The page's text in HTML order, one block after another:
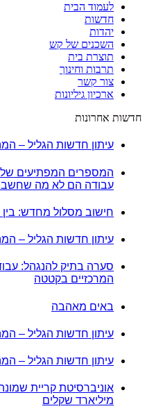
לעמוד הבית
חדשות
יהדות
השכנים של קש
תוצרת בית
תרבות וחינוך
צור קשר
ארכיון גיליונות
חדשות אחרונות
עיתון חדשות הגליל –
עבודה הם לא מה
חישוב מסלול מחדש: בין
עיתון חדשות הגליל –
סערה בתיק להנגהל:
המרכזיים בקטטה
באים מאהבה
עיתון חדשות הגליל –
עיתון חדשות הגליל –
אוניברסיטת קריית
מיליארד שקלים